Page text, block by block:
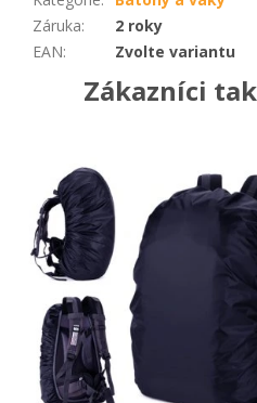
Záruka:
2 roky
EAN: Zvolte variantu
Zákazníci